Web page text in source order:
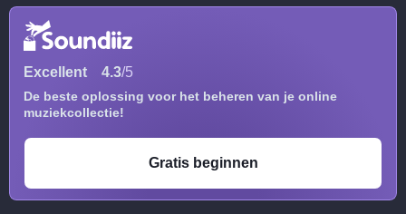
Excellent 4.3/5
De beste oplossing voor het beheren van je online
muziekcollectie!
Gratis beginnen